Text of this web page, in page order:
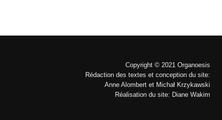
Copyright © 2021 Organoesis
Rédaction des textes et conception du site:
Anne Alombert et Michał Krzykawski
Réalisation du site: Diane Wakim